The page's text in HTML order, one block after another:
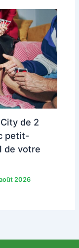
de 2
petit-
de votre
2026